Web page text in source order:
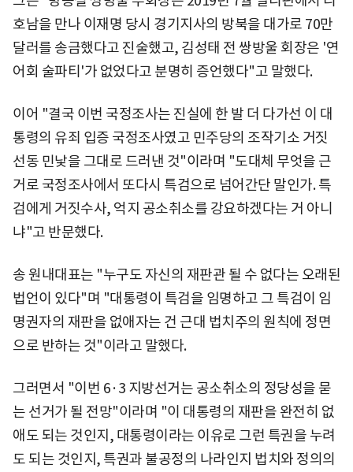
호남을 만나 이재명 당시 경기지사의 방북을 대가로 70만
달러를 송금했다고 진술했고, 김성태 전 쌍방울 회장은 '연
어회 술파티'가 없었다고 분명히 증언했다"고 말했다.
이어 "결국 이번 국정조사는 진실에 한 발 더 다가선 이 대
통령의 유죄 입증 국정조사였고 민주당의 조작기소 거짓
선동 민낯을 그대로 드러낸 것"이라며 "도대체 무엇을 근
거로 국정조사에서 또다시 특검으로 넘어간단 말인가. 특
검에게 거짓수사, 억지 공소취소를 강요하겠다는 거 아니
냐"고 반문했다.
송 원내대표는 "누구도 자신의 재판관 될 수 없다는 오래된
법언이 있다"며 "대통령이 특검을 임명하고 그 특검이 임
명권자의 재판을 없애자는 건 근대 법치주의 원칙에 정면
으로 반하는 것"이라고 말했다.
그러면서 "이번 6·3 지방선거는 공소취소의 정당성을 묻
는 선거가 될 전망"이라며 "이 대통령의 재판을 완전히 없
애도 되는 것인지, 대통령이라는 이유로 그런 특권을 누려
도 되는 것인지, 특권과 불공정의 나라인지 법치와 정의의